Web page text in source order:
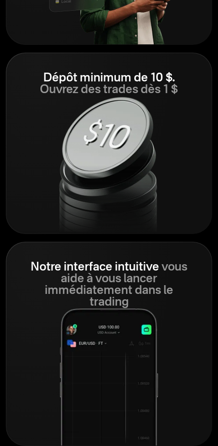
Dépôt minimum de 10 $.
Ouvrez des trades dès 1 $
Notre interface intuitive vous
aide à vous lancer
immédiatement dans le
trading